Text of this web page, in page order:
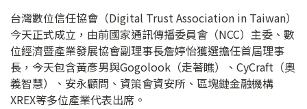
台灣數位信任協會（Digital Trust Association in Taiwan）
今天正式成立，由前國家通訊傳播委員會（NCC）主委、數
位經濟暨產業發展協會副理事長詹婷怡獲選擔任首屆理事
長，今天包含黃彥男與Gogolook（走著瞧）、CyCraft（奧
義智慧）、安永顧問、資策會資安所、區塊鏈金融機構
XREX等多位產業代表出席。